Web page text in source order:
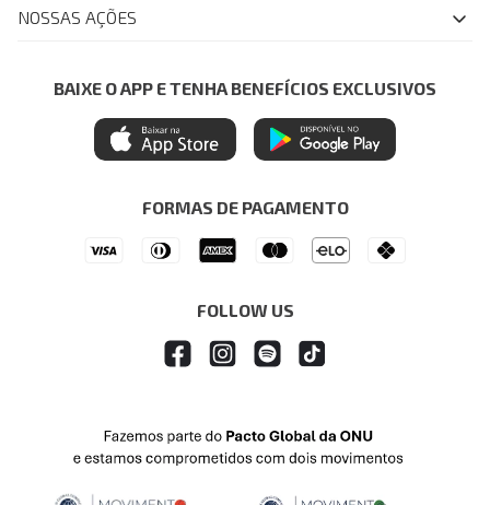
John John Club
Painel de Privacidade
Central de Preferências
Ética e Sustentabilidade
FAQ
Regulamentos
Seja um Revendedor
NOSSAS AÇÕES
Azul Fidelidade
Mastercard
Itau Personnalite
BAIXE O APP E TENHA BENEFÍCIOS EXCLUSIVOS
FORMAS DE PAGAMENTO
FOLLOW US